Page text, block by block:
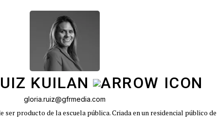
KUILAN
gloria.ruiz@gfrmedia.com
ser producto de la escuela pública. Criada en un residencial público de